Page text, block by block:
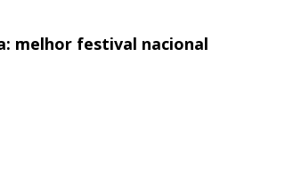
melhor festival nacional